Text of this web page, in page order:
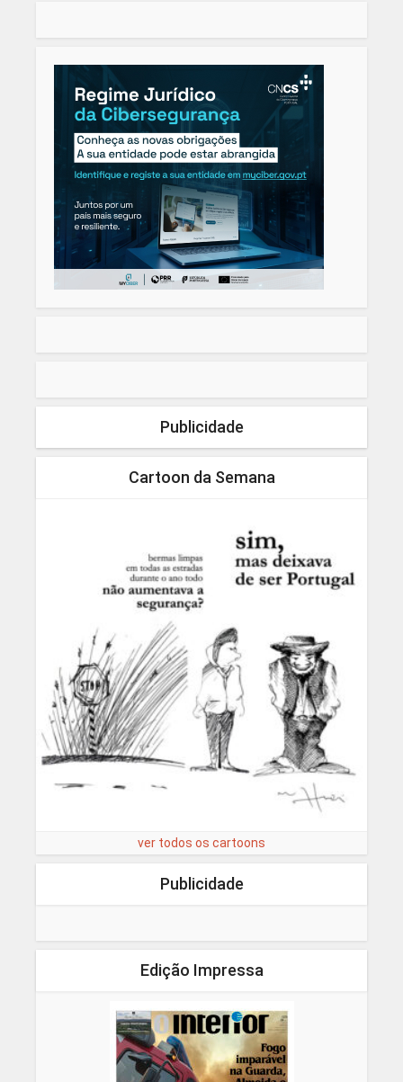
Publicidade
Cartoon da Semana
ver todos os cartoons
Publicidade
Edição Impressa